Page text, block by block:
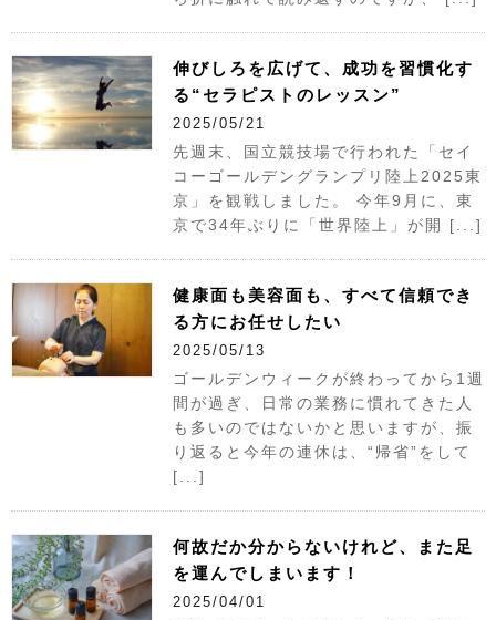
伸びしろを広げて、成功を習慣化す
る“セラピストのレッスン”
2025/05/21
先週末、国立競技場で行われた「セイ
コーゴールデングランプリ陸上2025東
京」を観戦しました。 今年9月に、東
京で34年ぶりに「世界陸上」が開 [...]
健康面も美容面も、すべて信頼でき
る方にお任せしたい
2025/05/13
ゴールデンウィークが終わってから1週
間が過ぎ、日常の業務に慣れてきた人
も多いのではないかと思いますが、振
り返ると今年の連休は、“帰省”をして
[...]
何故だか分からないけれど、また足
を運んでしまいます！
2025/04/01